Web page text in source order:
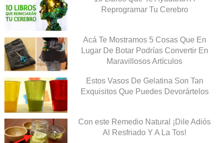
Reprogramar Tu Cerebro
Acá Te Mostramos 5 Cosas Que En
Lugar De Botar Podrías Convertir En
Maravillosos Artículos
Estos Vasos De Gelatina Son Tan
Exquisitos Que Puedes Devorártelos
Con este Remedio Natural ¡Dile Adiós
Al Resfriado Y A La Tos!